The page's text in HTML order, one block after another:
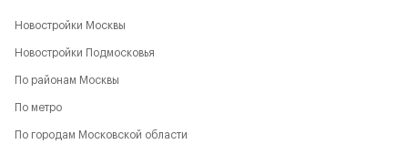
Новостройки Москвы
Новостройки Подмосковья
По районам Москвы
По метро
По городам Московской области